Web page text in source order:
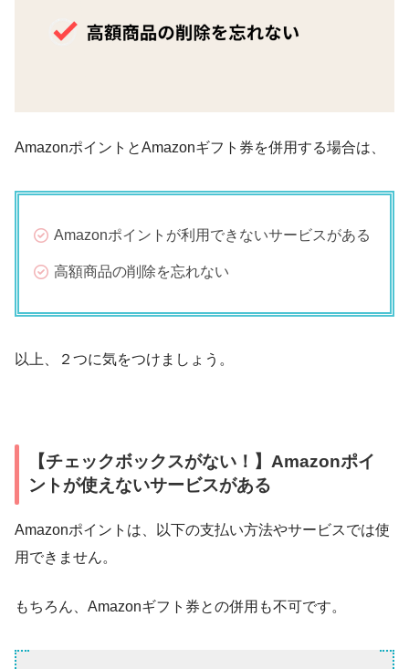
AmazonポイントとAmazonギフト券を併用する場合は、
Amazonポイントが利用できないサービスがある
高額商品の削除を忘れない
以上、２つに気をつけましょう。
【チェックボックスがない！】Amazonポイ
ントが使えないサービスがある
Amazonポイントは、以下の支払い方法やサービスでは使
用できません。
もちろん、Amazonギフト券との併用も不可です。